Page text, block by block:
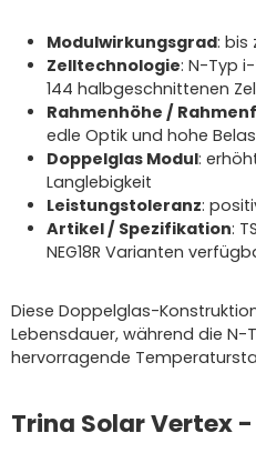
Modulwirkungsgrad: bis
Zelltechnologie: N-Typ
144 halbgeschnittenen
Rahmenhöhe /
edle Optik und hohe
Doppelglas Modul:
Langlebigkeit
Leistungstoleranz:
Artikel / Spezifikation:
NEG18R Varianten
Diese Doppelglas-
Lebensdauer, während die N-
hervorragende
Trina Solar Vertex